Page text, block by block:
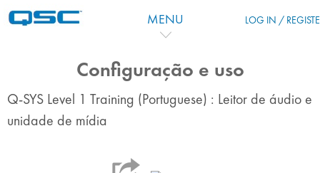
MENU LOG IN /
Configuração e uso
Q-SYS Level 1 Training (Portuguese) : Leitor de áudio e
unidade de mídia